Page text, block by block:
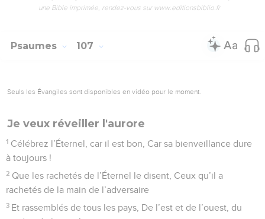
pas leur bétail.
malheur et de la souffrance ;
Il relève le pauvre de la misère, Il multiplie les familles
42 Les (hommes) droits le voient et se réjouissent, Mais toute
Que celui qui est sage prenne garde à ces choses Et
© Société biblique française – Bibli’O, 1978, avec autorisation. Pour vous procurer
une Bible imprimée, rendez-vous sur www.editionsbiblio.fr